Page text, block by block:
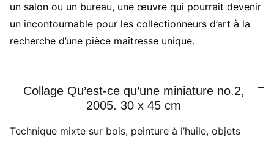
un salon ou un bureau, une œuvre qui pourrait devenir
un incontournable pour les collectionneurs d’art à la
recherche d’une pièce maîtresse unique.
Collage Qu’est-ce qu’une miniature no.2,
2005. 30 x 45 cm
Technique mixte sur bois, peinture à l’huile, objets